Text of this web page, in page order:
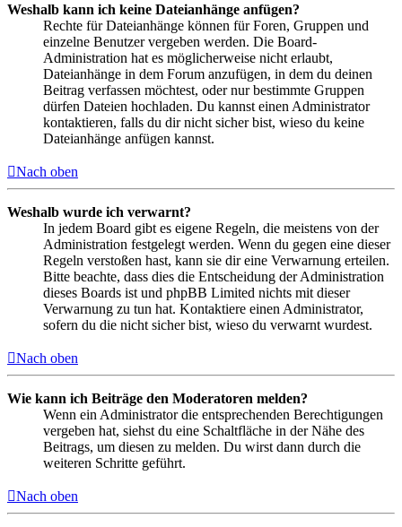
Weshalb kann ich keine Dateianhänge anfügen?
Rechte für Dateianhänge können für Foren, Gruppen und
einzelne Benutzer vergeben werden. Die Board-
Administration hat es möglicherweise nicht erlaubt,
Dateianhänge in dem Forum anzufügen, in dem du deinen
Beitrag verfassen möchtest, oder nur bestimmte Gruppen
dürfen Dateien hochladen. Du kannst einen Administrator
kontaktieren, falls du dir nicht sicher bist, wieso du keine
Dateianhänge anfügen kannst.
Nach oben
Weshalb wurde ich verwarnt?
In jedem Board gibt es eigene Regeln, die meistens von der
Administration festgelegt werden. Wenn du gegen eine dieser
Regeln verstoßen hast, kann sie dir eine Verwarnung erteilen.
Bitte beachte, dass dies die Entscheidung der Administration
dieses Boards ist und phpBB Limited nichts mit dieser
Verwarnung zu tun hat. Kontaktiere einen Administrator,
sofern du die nicht sicher bist, wieso du verwarnt wurdest.
Nach oben
Wie kann ich Beiträge den Moderatoren melden?
Wenn ein Administrator die entsprechenden Berechtigungen
vergeben hat, siehst du eine Schaltfläche in der Nähe des
Beitrags, um diesen zu melden. Du wirst dann durch die
weiteren Schritte geführt.
Nach oben